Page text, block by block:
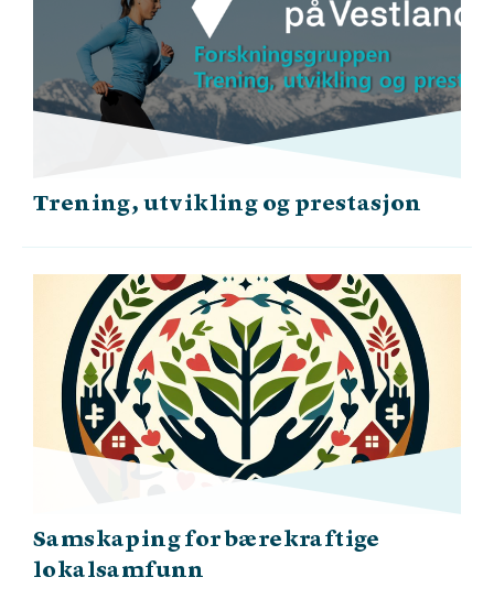
Trening, utvikling og prestasjon
Samskaping for bærekraftige
lokalsamfunn